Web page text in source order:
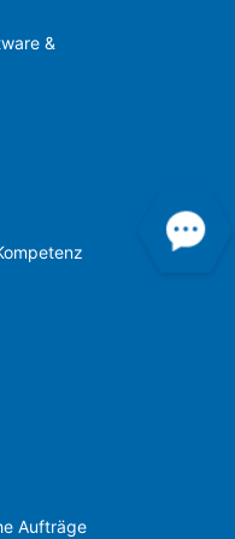
&
Aufträge